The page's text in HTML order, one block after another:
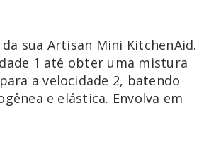
sua Artisan Mini KitchenAid.
1 até obter uma mistura
a velocidade 2, batendo
e elástica. Envolva em